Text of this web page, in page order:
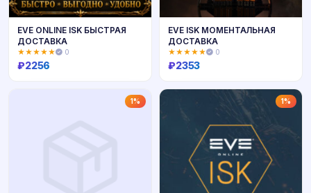
EVE ONLINE ISK БЫСТРАЯ
ДОСТАВКА
★★★★★ 0
₽2256
Купить
EVE ISK МОМЕНТАЛЬНАЯ
ДОСТАВКА
★★★★★ 0
₽2353
1% 1%